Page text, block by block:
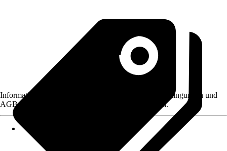
Informationen des Verkäufers, wie z. B. Rückgabebedingungen und
AGB, finden Sie bei Klick auf den Verkäufernamen.